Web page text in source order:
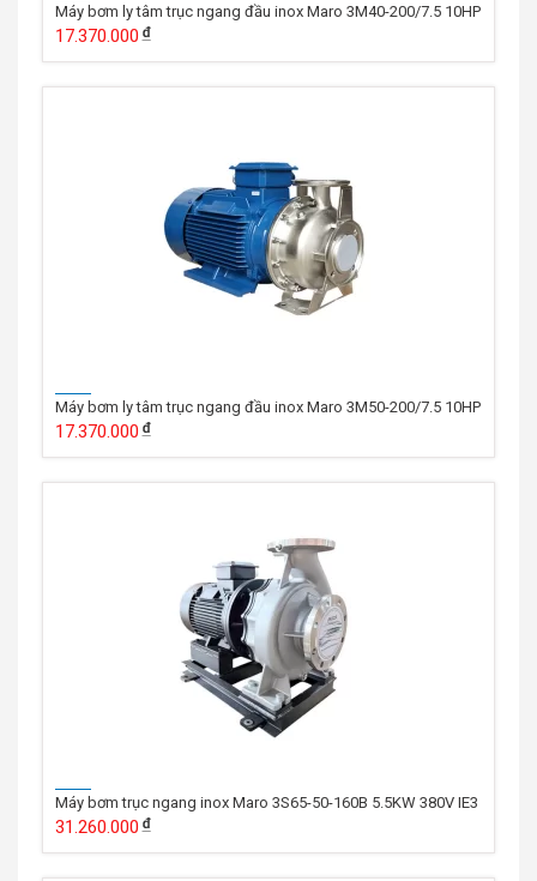
Máy bơm ly tâm trục ngang đầu inox Maro 3M40-200/7.5 10HP
17.370.000
Máy bơm ly tâm trục ngang đầu inox Maro 3M50-200/7.5 10HP
17.370.000
Máy bơm trục ngang inox Maro 3S65-50-160B 5.5KW 380V IE3
31.260.000